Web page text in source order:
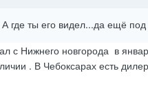
А где ты его видел...да ещё
с Нижнего новгорода в
. В Чебоксарах есть